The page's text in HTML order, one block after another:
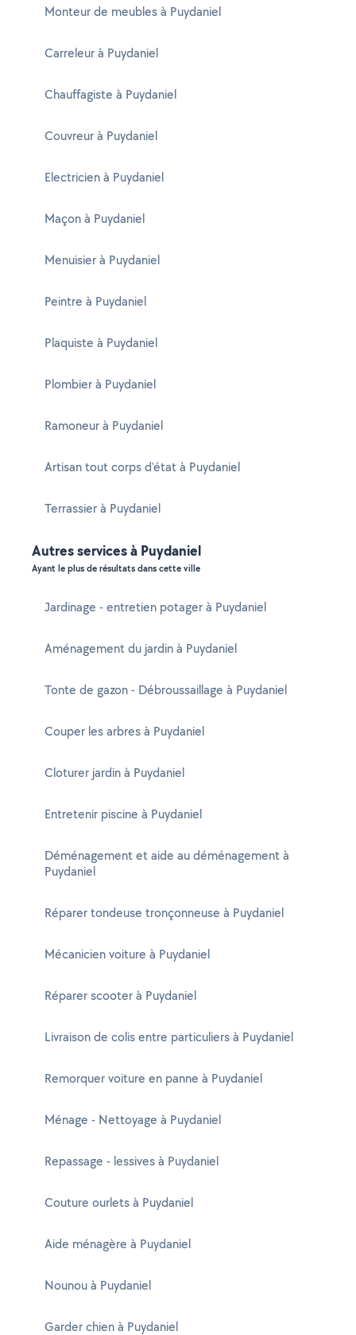
Monteur de meubles à Puydaniel
Carreleur à Puydaniel
Chauffagiste à Puydaniel
Couvreur à Puydaniel
Electricien à Puydaniel
Maçon à Puydaniel
Menuisier à Puydaniel
Peintre à Puydaniel
Plaquiste à Puydaniel
Plombier à Puydaniel
Ramoneur à Puydaniel
Artisan tout corps d'état à Puydaniel
Terrassier à Puydaniel
Autres services à Puydaniel
Ayant le plus de résultats dans cette ville
Jardinage - entretien potager à Puydaniel
Aménagement du jardin à Puydaniel
Tonte de gazon - Débroussaillage à Puydaniel
Couper les arbres à Puydaniel
Cloturer jardin à Puydaniel
Entretenir piscine à Puydaniel
Déménagement et aide au déménagement à
Puydaniel
Réparer tondeuse tronçonneuse à Puydaniel
Mécanicien voiture à Puydaniel
Réparer scooter à Puydaniel
Livraison de colis entre particuliers à Puydaniel
Remorquer voiture en panne à Puydaniel
Ménage - Nettoyage à Puydaniel
Repassage - lessives à Puydaniel
Couture ourlets à Puydaniel
Aide ménagère à Puydaniel
Nounou à Puydaniel
Garder chien à Puydaniel